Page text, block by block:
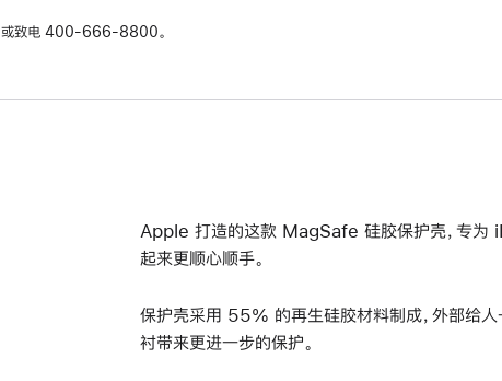
或致电400-666-8800。
Apple 打造的这款 MagSafe 硅胶保护壳，专为
起来更顺心顺手。
保护壳采用 55% 的再生硅胶材料制成，外部给人
衬带来更进一步的保护。